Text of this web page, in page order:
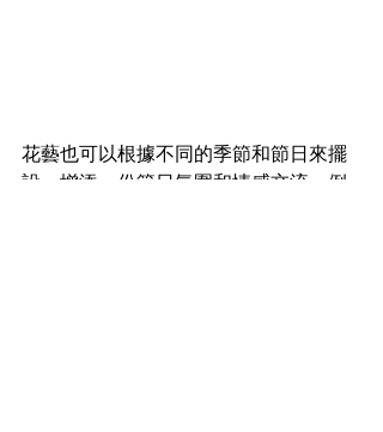
花藝也可以根據不同的季節和節日來擺
設，增添一份節日氛圍和情感交流。例